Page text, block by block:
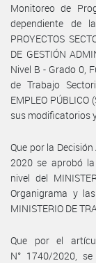
Monitoreo de
dependiente de la
PROYECTOS
DE GESTIÓN
Nivel B - Grado 0,
de Trabajo
EMPLEO
sus modificatorios
Que por la
2020 se aprobó
nivel del
Organigrama y
MINISTERIO DE
Que por el
N° 1740/2020,